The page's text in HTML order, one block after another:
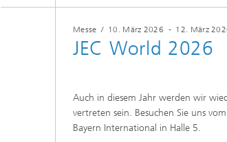
Messe / 10. März 2026 - 12. März
JEC World 2026
Auch in diesem Jahr werden wir
vertreten sein. Besuchen Sie uns
Bayern International in Halle 5.